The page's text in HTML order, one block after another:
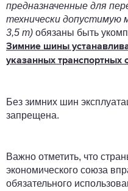
предназначенные для
технически допустимую
3,5 т) обязаны быть
Зимние шины
указанных транспортных
Без зимних шин
запрещена.
Важно отметить, что
экономического союза
обязательного